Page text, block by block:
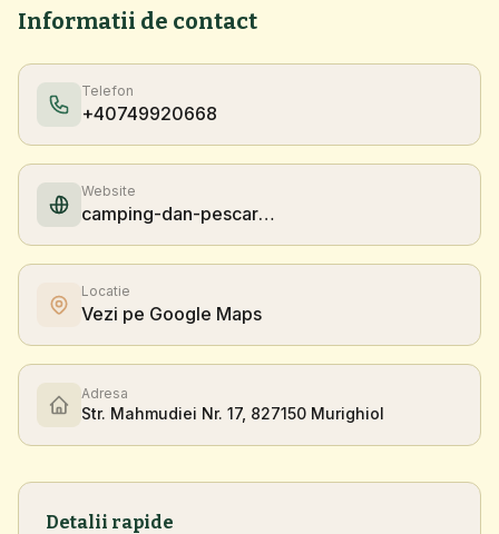
Informatii de contact
Telefon
+40749920668
Website
camping-dan-pescarul.ro
Locatie
Vezi pe Google Maps
Adresa
Str. Mahmudiei Nr. 17, 827150 Murighiol
Detalii rapide